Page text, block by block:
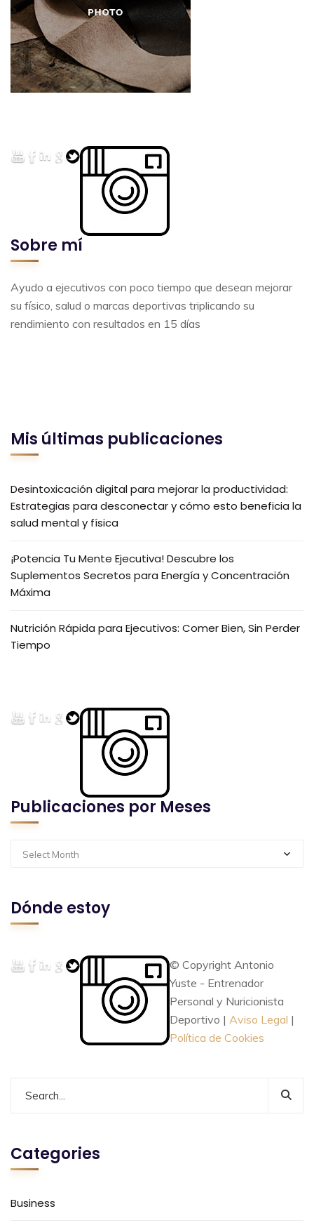
Sobre mí
Ayudo a ejecutivos con poco tiempo que desean mejorar
su físico, salud o marcas deportivas triplicando su
rendimiento con resultados en 15 días
Mis últimas publicaciones
Desintoxicación digital para mejorar la productividad:
Estrategias para desconectar y cómo esto beneficia la
salud mental y física
¡Potencia Tu Mente Ejecutiva! Descubre los
Suplementos Secretos para Energía y Concentración
Máxima
Nutrición Rápida para Ejecutivos: Comer Bien, Sin Perder
Tiempo
Publicaciones por Meses
Select Month
Dónde estoy
© Copyright Antonio
Yuste - Entrenador
Personal y Nuricionista
Deportivo | Aviso Legal |
Política de Cookies
Categories
Business